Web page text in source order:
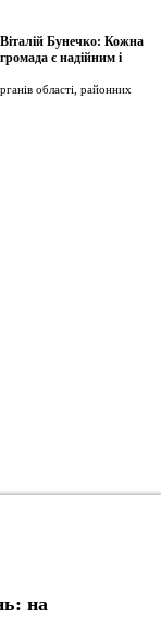
Віталій Бунечко: Кожна
громада є надійним і
області, районних
на